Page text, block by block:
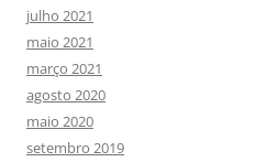
julho 2021
maio 2021
março 2021
agosto 2020
maio 2020
setembro 2019